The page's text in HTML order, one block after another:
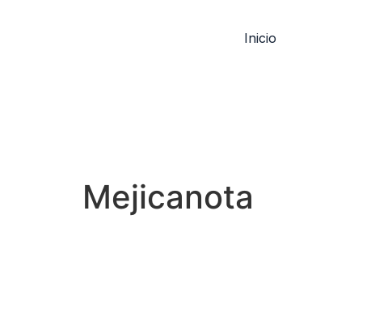
Inicio
Mejicanota